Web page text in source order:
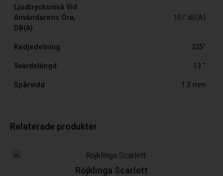
Ljudtrycksnivå Vid
Användarens Öra,
DB(A)
107 dB(A)
Kedjedelning .325"
Svärdslängd 13 "
Spårvidd 1.3 mm
Relaterade produkter
Röjklinga Scarlett